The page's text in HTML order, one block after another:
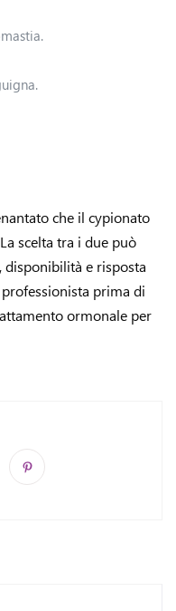
che il cypionato
scelta tra i due può
disponibilità e risposta
prima di
ormonale per